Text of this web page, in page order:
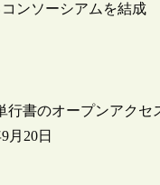
ンソーシアムを結成
行書のオープンアクセ
20日